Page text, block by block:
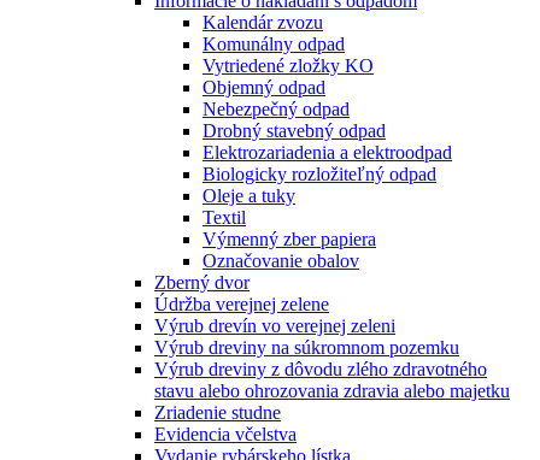
Kalendár zvozu
Komunálny odpad
Vytriedené zložky KO
Objemný odpad
Nebezpečný odpad
Drobný stavebný odpad
Elektrozariadenia a elektroodpad
Biologicky rozložiteľný odpad
Oleje a tuky
Textil
Výmenný zber papiera
Označovanie obalov
Zberný dvor
Údržba verejnej zelene
Výrub drevín vo verejnej zeleni
Výrub dreviny na súkromnom pozemku
Výrub dreviny z dôvodu zlého zdravotného
stavu alebo ohrozovania zdravia alebo majetku
Zriadenie studne
Evidencia včelstva
Vydanie rybárskeho lístka